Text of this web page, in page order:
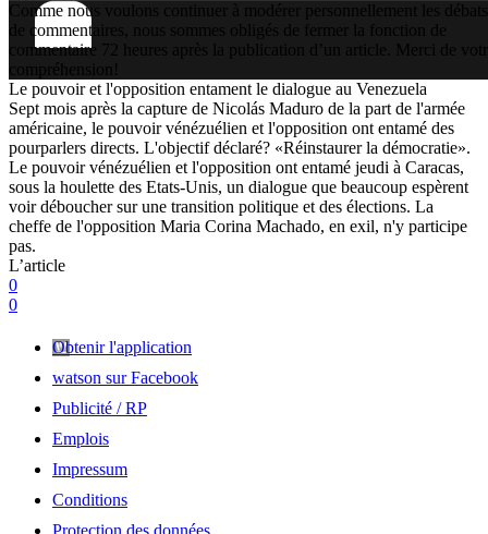
Comme nous voulons continuer à modérer personnellement les débats
de commentaires, nous sommes obligés de fermer la fonction de
commentaire 72 heures après la publication d’un article. Merci de
compréhension!
Le pouvoir et l'opposition entament le dialogue au Venezuela
Sept mois après la capture de Nicolás Maduro de la part de l'armée
américaine, le pouvoir vénézuélien et l'opposition ont entamé des
pourparlers directs. L'objectif déclaré? «Réinstaurer la démocratie».
Le pouvoir vénézuélien et l'opposition ont entamé jeudi à Caracas,
sous la houlette des Etats-Unis, un dialogue que beaucoup espèrent
voir déboucher sur une transition politique et des élections. La
cheffe de l'opposition Maria Corina Machado, en exil, n'y participe
pas.
L’article
0
0
Obtenir l'application
watson sur Facebook
Publicité / RP
Emplois
Impressum
Conditions